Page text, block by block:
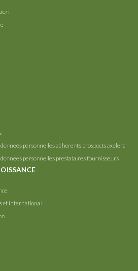
personnelles adherents prospects axelera
personnelles prestataires fournisseurs
et International